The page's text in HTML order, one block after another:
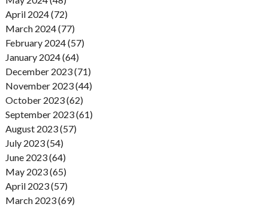
April 2024 (72)
March 2024 (77)
February 2024 (57)
January 2024 (64)
December 2023 (71)
November 2023 (44)
October 2023 (62)
September 2023 (61)
August 2023 (57)
July 2023 (54)
June 2023 (64)
May 2023 (65)
April 2023 (57)
March 2023 (69)